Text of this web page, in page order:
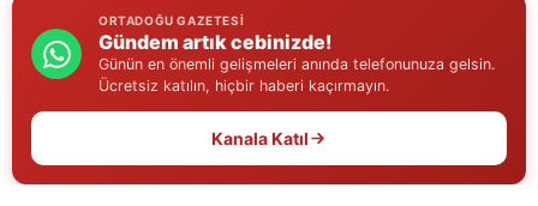
Erzincan
Erzurum
Eskişehir
ORTADOĞU GAZETESI
Gündem artık cebinizde!
Günün en önemli gelişmeleri anında telefonunuza gelsin.
Ücretsiz katılın, hiçbir haberi kaçırmayın.
Kanala Katıl